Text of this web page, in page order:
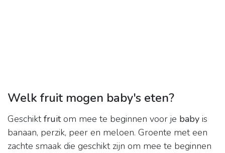
Welk fruit mogen baby's eten?
Geschiktfruitom mee te beginnen voor je baby is
banaan, perzik, peer en meloen. Groente met een
zachte smaak die geschikt zijn om mee te beginnen